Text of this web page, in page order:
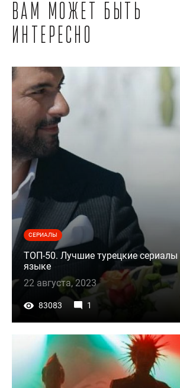
Вам может быть
интересно
СЕРИАЛЫ
ТОП-50. Лучшие турецкие сериалы
языке
22 августа, 2023
83083 1